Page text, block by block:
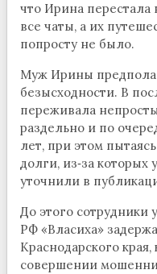
что Ирина перестала
все чаты, а их
попросту не было.
Муж Ирины
безысходности. В
переживала
раздельно и по
лет, при этом
долги, из‑за
уточнили в
До этого
РФ «Власиха»
Краснодарского
совершении